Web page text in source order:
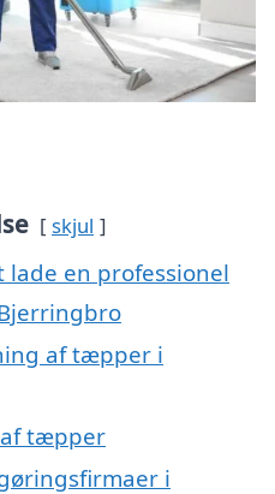
skjul
en professionel
af tæpper i
af tæpper
i